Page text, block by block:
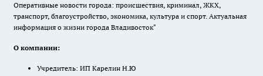
Оперативные новости города: происшествия, криминал, ЖКХ,
транспорт, благоустройство, экономика, культура и спорт. Актуальная
информация о жизни города Владивосток"
О компании:
Учредитель: ИП Карелин Н.Ю